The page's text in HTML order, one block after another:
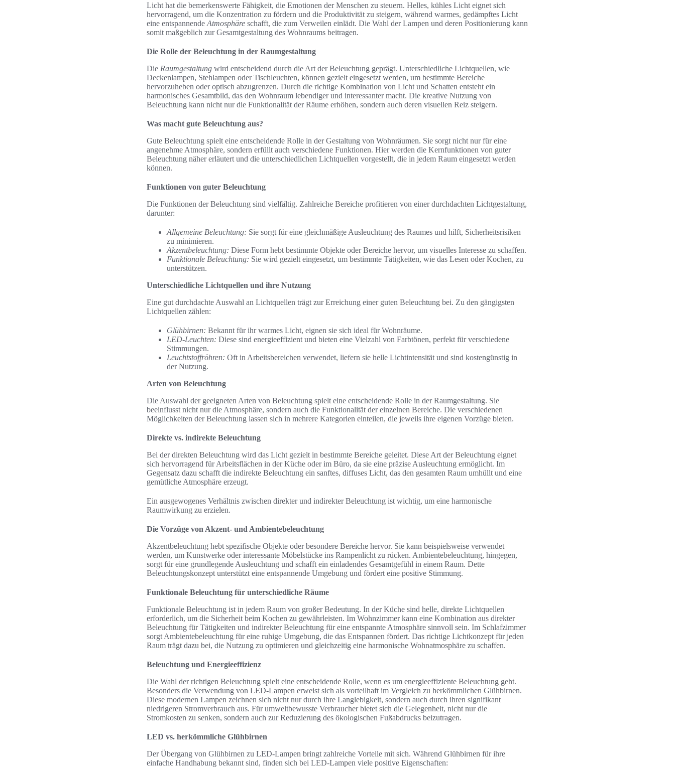
Licht hat die bemerkenswerte Fähigkeit, die Emotionen der Menschen zu steuern. Helles, kühles Licht eignet sich
hervorragend, um die Konzentration zu fördern und die Produktivität zu steigern, während warmes, gedämpftes Licht
eine entspannende Atmosphäre schafft, die zum Verweilen einlädt. Die Wahl der Lampen und deren Positionierung kann
somit maßgeblich zur Gesamtgestaltung des Wohnraums beitragen.
Die Rolle der Beleuchtung in der Raumgestaltung
Die Raumgestaltung wird entscheidend durch die Art der Beleuchtung geprägt. Unterschiedliche Lichtquellen, wie
Deckenlampen, Stehlampen oder Tischleuchten, können gezielt eingesetzt werden, um bestimmte Bereiche
hervorzuheben oder optisch abzugrenzen. Durch die richtige Kombination von Licht und Schatten entsteht ein
harmonisches Gesamtbild, das den Wohnraum lebendiger und interessanter macht. Die kreative Nutzung von
Beleuchtung kann nicht nur die Funktionalität der Räume erhöhen, sondern auch deren visuellen Reiz steigern.
Was macht gute Beleuchtung aus?
Gute Beleuchtung spielt eine entscheidende Rolle in der Gestaltung von Wohnräumen. Sie sorgt nicht nur für eine
angenehme Atmosphäre, sondern erfüllt auch verschiedene Funktionen. Hier werden die Kernfunktionen von guter
Beleuchtung näher erläutert und die unterschiedlichen Lichtquellen vorgestellt, die in jedem Raum eingesetzt werden
können.
Funktionen von guter Beleuchtung
Die Funktionen der Beleuchtung sind vielfältig. Zahlreiche Bereiche profitieren von einer durchdachten Lichtgestaltung,
darunter:
Allgemeine Beleuchtung: Sie sorgt für eine gleichmäßige Ausleuchtung des Raumes und hilft, Sicherheitsrisiken
zu minimieren.
Akzentbeleuchtung: Diese Form hebt bestimmte Objekte oder Bereiche hervor, um visuelles Interesse zu schaffen.
Funktionale Beleuchtung: Sie wird gezielt eingesetzt, um bestimmte Tätigkeiten, wie das Lesen oder Kochen, zu
unterstützen.
Unterschiedliche Lichtquellen und ihre Nutzung
Eine gut durchdachte Auswahl an Lichtquellen trägt zur Erreichung einer guten Beleuchtung bei. Zu den gängigsten
Lichtquellen zählen:
Glühbirnen: Bekannt für ihr warmes Licht, eignen sie sich ideal für Wohnräume.
LED-Leuchten: Diese sind energieeffizient und bieten eine Vielzahl von Farbtönen, perfekt für verschiedene
Stimmungen.
Leuchtstoffröhren: Oft in Arbeitsbereichen verwendet, liefern sie helle Lichtintensität und sind kostengünstig in
der Nutzung.
Arten von Beleuchtung
Die Auswahl der geeigneten Arten von Beleuchtung spielt eine entscheidende Rolle in der Raumgestaltung. Sie
beeinflusst nicht nur die Atmosphäre, sondern auch die Funktionalität der einzelnen Bereiche. Die verschiedenen
Möglichkeiten der Beleuchtung lassen sich in mehrere Kategorien einteilen, die jeweils ihre eigenen Vorzüge bieten.
Direkte vs. indirekte Beleuchtung
Bei der direkten Beleuchtung wird das Licht gezielt in bestimmte Bereiche geleitet. Diese Art der Beleuchtung eignet
sich hervorragend für Arbeitsflächen in der Küche oder im Büro, da sie eine präzise Ausleuchtung ermöglicht. Im
Gegensatz dazu schafft die indirekte Beleuchtung ein sanftes, diffuses Licht, das den gesamten Raum umhüllt und eine
gemütliche Atmosphäre erzeugt.
Ein ausgewogenes Verhältnis zwischen direkter und indirekter Beleuchtung ist wichtig, um eine harmonische
Raumwirkung zu erzielen.
Die Vorzüge von Akzent- und Ambientebeleuchtung
Akzentbeleuchtung hebt spezifische Objekte oder besondere Bereiche hervor. Sie kann beispielsweise verwendet
werden, um Kunstwerke oder interessante Möbelstücke ins Rampenlicht zu rücken. Ambientebeleuchtung, hingegen,
sorgt für eine grundlegende Ausleuchtung und schafft ein einladendes Gesamtgefühl in einem Raum. Dette
Beleuchtungskonzept unterstützt eine entspannende Umgebung und fördert eine positive Stimmung.
Funktionale Beleuchtung für unterschiedliche Räume
Funktionale Beleuchtung ist in jedem Raum von großer Bedeutung. In der Küche sind helle, direkte Lichtquellen
erforderlich, um die Sicherheit beim Kochen zu gewährleisten. Im Wohnzimmer kann eine Kombination aus direkter
Beleuchtung für Tätigkeiten und indirekter Beleuchtung für eine entspannte Atmosphäre sinnvoll sein. Im Schlafzimmer
sorgt Ambientebeleuchtung für eine ruhige Umgebung, die das Entspannen fördert. Das richtige Lichtkonzept für jeden
Raum trägt dazu bei, die Nutzung zu optimieren und gleichzeitig eine harmonische Wohnatmosphäre zu schaffen.
Beleuchtung und Energieeffizienz
Die Wahl der richtigen Beleuchtung spielt eine entscheidende Rolle, wenn es um energieeffiziente Beleuchtung geht.
Besonders die Verwendung von LED-Lampen erweist sich als vorteilhaft im Vergleich zu herkömmlichen Glühbirnen.
Diese modernen Lampen zeichnen sich nicht nur durch ihre Langlebigkeit, sondern auch durch ihren signifikant
niedrigeren Stromverbrauch aus. Für umweltbewusste Verbraucher bietet sich die Gelegenheit, nicht nur die
Stromkosten zu senken, sondern auch zur Reduzierung des ökologischen Fußabdrucks beizutragen.
LED vs. herkömmliche Glühbirnen
Der Übergang von Glühbirnen zu LED-Lampen bringt zahlreiche Vorteile mit sich. Während Glühbirnen für ihre
einfache Handhabung bekannt sind, finden sich bei LED-Lampen viele positive Eigenschaften: